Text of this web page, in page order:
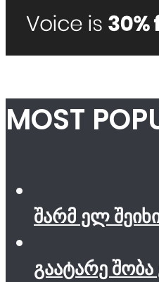
MOST
შარმ ელ
გაატარე შობა